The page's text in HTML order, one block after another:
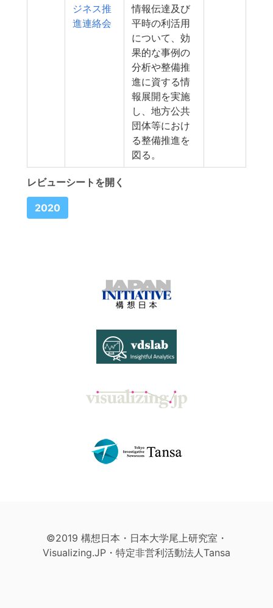
ジネス推
進連絡会
情報伝達及び
平時の利活用
について、効
果的な事例の
分析や整備推
進に資する情
報展開を実施
し、地方公共
団体等におけ
る整備推進を
図る。
レビューシートを開く
2020
©2019 構想日本・日本大学尾上研究室・
Visualizing.JP・特定非営利活動法人Tansa